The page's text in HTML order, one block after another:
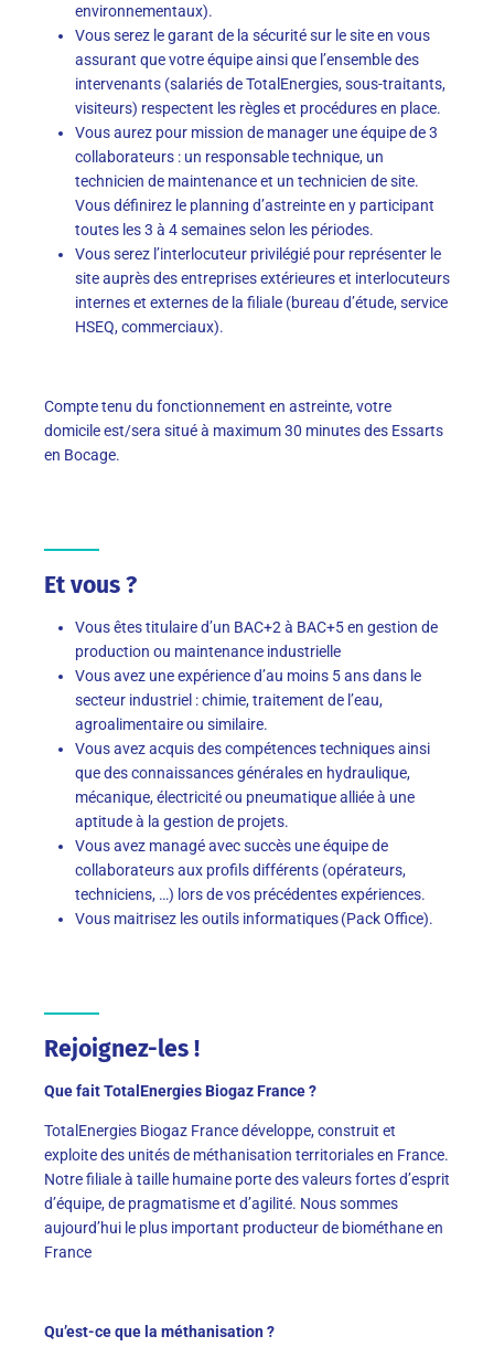
environnementaux).
Vous serez le garant de la sécurité sur le site en vous
assurant que votre équipe ainsi que l’ensemble des
intervenants (salariés de TotalEnergies, sous-traitants,
visiteurs) respectent les règles et procédures en place.
Vous aurez pour mission de manager une équipe de 3
collaborateurs : un responsable technique, un
technicien de maintenance et un technicien de site.
Vous définirez le planning d’astreinte en y participant
toutes les 3 à 4 semaines selon les périodes.
Vous serez l’interlocuteur privilégié pour représenter le
site auprès des entreprises extérieures et interlocuteurs
internes et externes de la filiale (bureau d’étude, service
HSEQ, commerciaux).
Compte tenu du fonctionnement en astreinte, votre
domicile est/sera situé à maximum 30 minutes des Essarts
en Bocage.
Et vous ?
Vous êtes titulaire d’un BAC+2 à BAC+5 en gestion de
production ou maintenance industrielle
Vous avez une expérience d’au moins 5 ans dans le
secteur industriel : chimie, traitement de l’eau,
agroalimentaire ou similaire.
Vous avez acquis des compétences techniques ainsi
que des connaissances générales en hydraulique,
mécanique, électricité ou pneumatique alliée à une
aptitude à la gestion de projets.
Vous avez managé avec succès une équipe de
collaborateurs aux profils différents (opérateurs,
techniciens, …) lors de vos précédentes expériences.
Vous maitrisez les outils informatiques (Pack Office).
Rejoignez-les !
Que faitTotalEnergiesBiogazFrance?
TotalEnergies Biogaz France développe, construit et
exploite des unités de méthanisation territoriales en France.
Notre filiale à taille humaine porte des valeurs fortes d’esprit
d’équipe, de pragmatisme et d’agilité. Nous sommes
aujourd’hui le plus important producteur de biométhane en
France
Qu’est-ce que la méthanisation ?